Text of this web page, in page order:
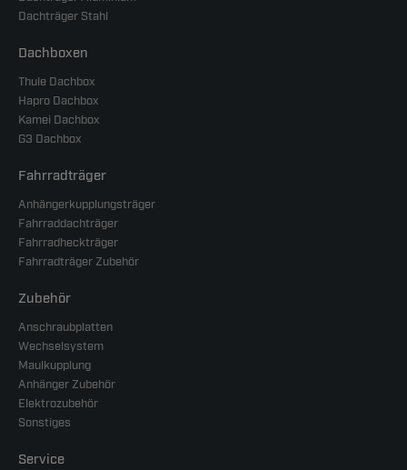
Dachträger Stahl
Dachboxen
Thule Dachbox
Hapro Dachbox
Kamei Dachbox
G3 Dachbox
Fahrradträger
Anhängerkupplungsträger
Fahrraddachträger
Fahrradheckträger
Fahrradträger Zubehör
Zubehör
Anschraubplatten
Wechselsystem
Maulkupplung
Anhänger Zubehör
Elektrozubehör
Sonstiges
Service